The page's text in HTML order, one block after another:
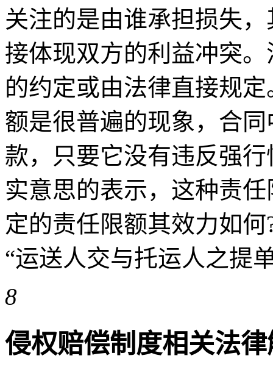
关注的是由谁承担损失
接体现双方的利益冲突
的约定或由法律直接规
额是很普遍的现象，合
款，只要它没有违反强
实意思的表示，这种责
定的责任限额其效力如
“运送人交与托运人之提
8
侵权赔偿制度相关法